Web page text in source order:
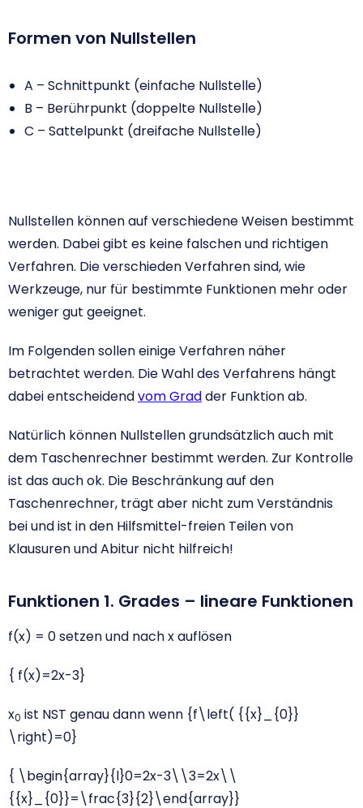
Formen von Nullstellen
A – Schnittpunkt (einfache Nullstelle)
B – Berührpunkt (doppelte Nullstelle)
C – Sattelpunkt (dreifache Nullstelle)
Nullstellen können auf verschiedene Weisen bestimmt
werden. Dabei gibt es keine falschen und richtigen
Verfahren. Die verschieden Verfahren sind, wie
Werkzeuge, nur für bestimmte Funktionen mehr oder
weniger gut geeignet.
Im Folgenden sollen einige Verfahren näher
betrachtet werden. Die Wahl des Verfahrens hängt
dabei entscheidendvom Gradder Funktion ab.
Natürlich können Nullstellen grundsätzlich auch mit
dem Taschenrechner bestimmt werden. Zur Kontrolle
ist das auch ok. Die Beschränkung auf den
Taschenrechner, trägt aber nicht zum Verständnis
bei und ist in den Hilfsmittel-freien Teilen von
Klausuren und Abitur nicht hilfreich!
Funktionen 1. Grades – lineare Funktionen
f(x) = 0 setzen und nach x auflösen
{ f(x)=2x-3}
x0 ist NST genau dann wenn {f\left( {{x}_{0}}
\right)=0}
{ \begin{array}{l}0=2x-3\\3=2x\\
{{x}_{0}}=\frac{3}{2}\end{array}}